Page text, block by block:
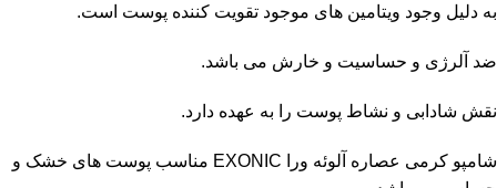
به دلیل وجود ویتامین های موجود تقویت کننده پوست است.
ضد آلرژی و حساسیت و خارش می باشد.
نقش شادابی و نشاط پوست را به عهده دارد.
شامپو کرمی عصاره آلوئه ورا EXONIC مناسب پوست های خشک و